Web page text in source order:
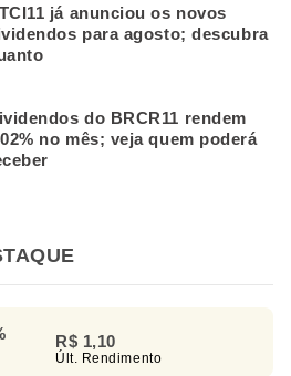
já anunciou os novos
para agosto; descubra
do BRCR11 rendem
no mês; veja quem poderá
R$ 1,10
Últ. Rendimento